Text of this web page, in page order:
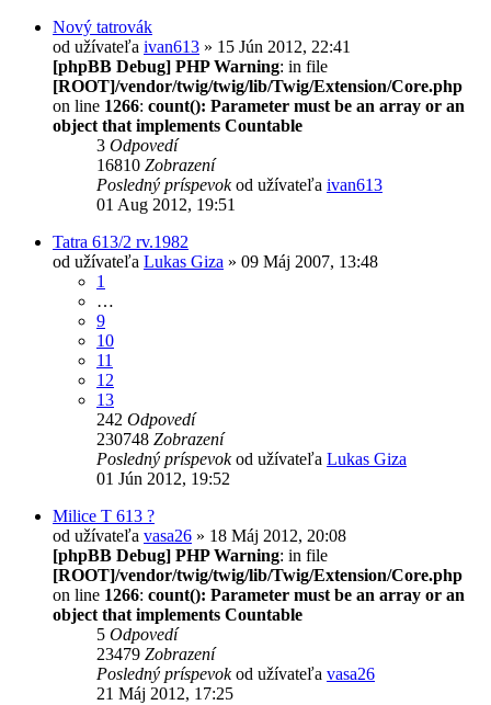
Nový tatrovák
od užívateľa ivan613 » 15 Jún 2012, 22:41
[phpBB Debug] PHP Warning: in file
[ROOT]/vendor/twig/twig/lib/Twig/Extension/Core.php
on line 1266: count(): Parameter must be an array or an
object that implements Countable
3 Odpovedí
16810 Zobrazení
Posledný príspevokod užívateľa ivan613
01 Aug 2012, 19:51
Tatra 613/2 rv.1982
od užívateľa Lukas Giza » 09 Máj 2007, 13:48
1
…
9
10
11
12
13
242 Odpovedí
230748 Zobrazení
Posledný príspevokod užívateľa Lukas Giza
01 Jún 2012, 19:52
Milice T 613 ?
od užívateľa vasa26 » 18 Máj 2012, 20:08
[phpBB Debug] PHP Warning: in file
[ROOT]/vendor/twig/twig/lib/Twig/Extension/Core.php
on line 1266: count(): Parameter must be an array or an
object that implements Countable
5 Odpovedí
23479 Zobrazení
Posledný príspevokod užívateľa vasa26
21 Máj 2012, 17:25